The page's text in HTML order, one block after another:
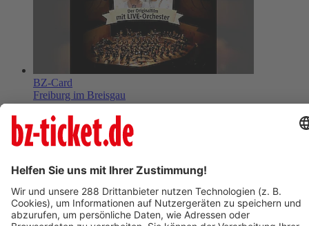
BZ-Card
Freiburg im Breisgau
Drei Haselnüsse für Aschenbrödel
06. Dezember 2026